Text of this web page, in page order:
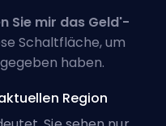
Sie mir das Geld'-
Schaltfläche, um
haben.
Region